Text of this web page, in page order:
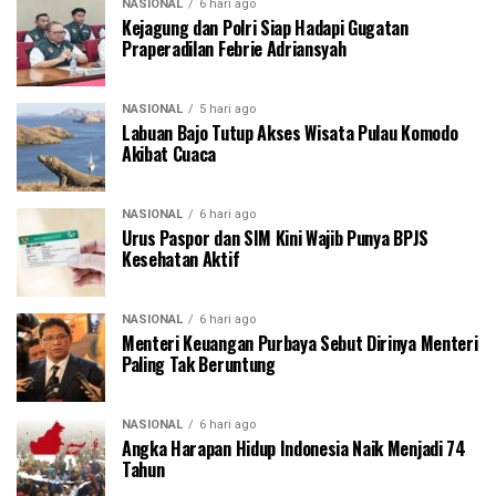
NASIONAL 6 hari ago
Kejagung dan Polri Siap Hadapi Gugatan
Praperadilan Febrie Adriansyah
NASIONAL 5 hari ago
Labuan Bajo Tutup Akses Wisata Pulau Komodo
Akibat Cuaca
NASIONAL 6 hari ago
Urus Paspor dan SIM Kini Wajib Punya BPJS
Kesehatan Aktif
NASIONAL 6 hari ago
Menteri Keuangan Purbaya Sebut Dirinya Menteri
Paling Tak Beruntung
NASIONAL 6 hari ago
Angka Harapan Hidup Indonesia Naik Menjadi 74
Tahun